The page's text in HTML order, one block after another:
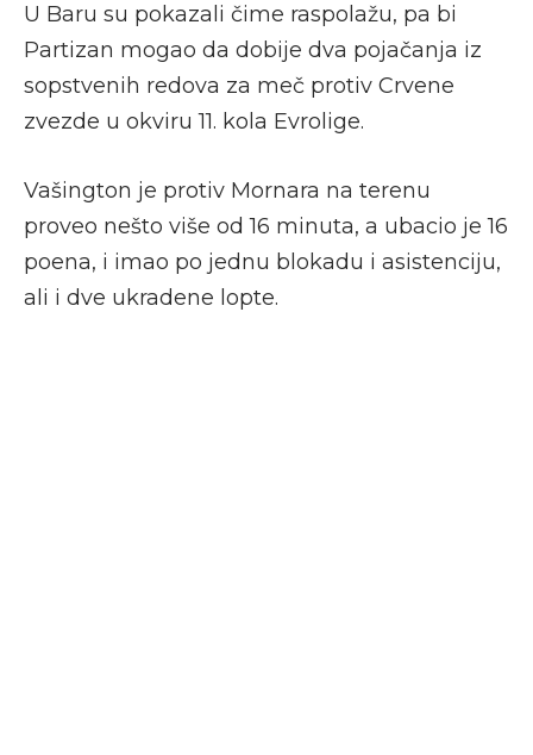
U Baru su pokazali čime raspolažu, pa bi
Partizan mogao da dobije dva pojačanja iz
sopstvenih redova za meč protiv Crvene
zvezde u okviru 11. kola Evrolige.
Vašington je protiv Mornara na terenu
proveo nešto više od 16 minuta, a ubacio je 16
poena, i imao po jednu blokadu i asistenciju,
ali i dve ukradene lopte.